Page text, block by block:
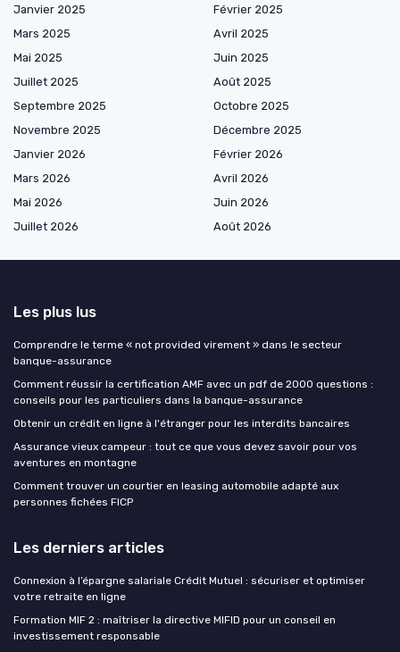
Janvier 2025
Février 2025
Mars 2025
Avril 2025
Mai 2025
Juin 2025
Juillet 2025
Août 2025
Septembre 2025
Octobre 2025
Novembre 2025
Décembre 2025
Janvier 2026
Février 2026
Mars 2026
Avril 2026
Mai 2026
Juin 2026
Juillet 2026
Août 2026
Les plus lus
Comprendre le terme « not provided virement » dans le secteur
banque-assurance
Comment réussir la certification AMF avec un pdf de 2000 questions :
conseils pour les particuliers dans la banque-assurance
Obtenir un crédit en ligne à l'étranger pour les interdits bancaires
Assurance vieux campeur : tout ce que vous devez savoir pour vos
aventures en montagne
Comment trouver un courtier en leasing automobile adapté aux
personnes fichées FICP
Les derniers articles
Connexion à l’épargne salariale Crédit Mutuel : sécuriser et optimiser
votre retraite en ligne
Formation MIF 2 : maîtriser la directive MIFID pour un conseil en
investissement responsable